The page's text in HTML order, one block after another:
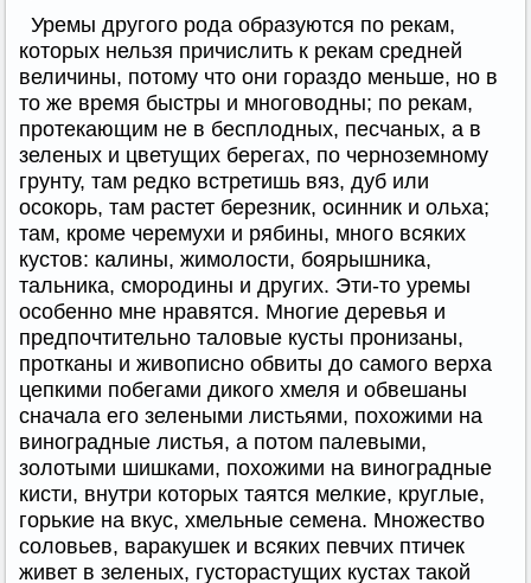
Уремы другого рода образуются по рекам,
которых нельзя причислить к рекам средней
величины, потому что они гораздо меньше, но в
то же время быстры и многоводны; по рекам,
протекающим не в бесплодных, песчаных, а в
зеленых и цветущих берегах, по черноземному
грунту, там редко встретишь вяз, дуб или
осокорь, там растет березник, осинник и ольха;
там, кроме черемухи и рябины, много всяких
кустов: калины, жимолости, боярышника,
тальника, смородины и других. Эти-то уремы
особенно мне нравятся. Многие деревья и
предпочтительно таловые кусты пронизаны,
протканы и живописно обвиты до самого верха
цепкими побегами дикого хмеля и обвешаны
сначала его зелеными листьями, похожими на
виноградные листья, а потом палевыми,
золотыми шишками, похожими на виноградные
кисти, внутри которых таятся мелкие, круглые,
горькие на вкус, хмельные семена. Множество
соловьев, варакушек и всяких певчих птичек
живет в зеленых, густорастущих кустах такой